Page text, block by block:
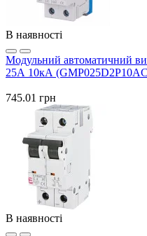
В наявності
Модульний автоматичний
25А 10кА
745.01 грн
В наявності